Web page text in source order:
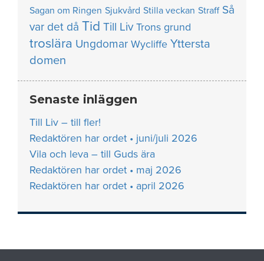
Sagan om Ringen Sjukvård Stilla veckan Straff Så
var det då Tid Till Liv Trons grund
troslära Ungdomar Wycliffe Yttersta
domen
Senaste inläggen
Till Liv – till fler!
Redaktören har ordet • juni/juli 2026
Vila och leva – till Guds ära
Redaktören har ordet • maj 2026
Redaktören har ordet • april 2026